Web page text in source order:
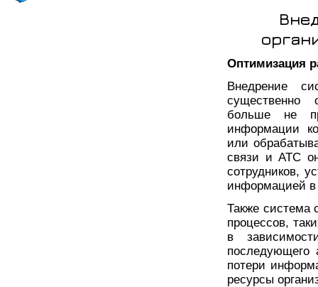
Оптимизация
Внедрение
существенно
больше не
информации
или
связи и АТС
сотрудников,
информацией в
Также система
процессов,
в
последующего
потери
ресурсы